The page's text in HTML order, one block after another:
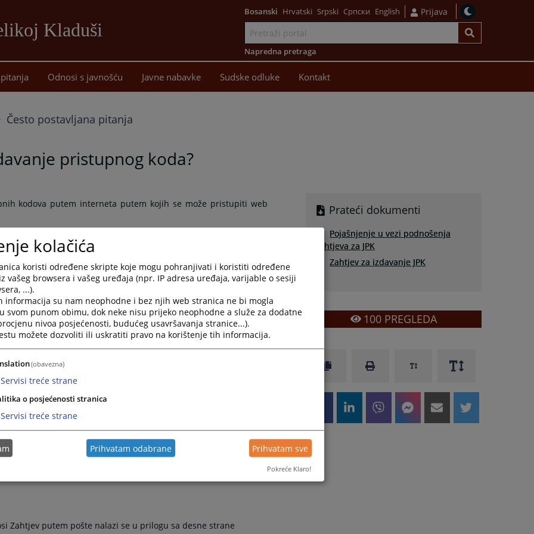
Kladuši
sadržaj
Bosanski Hrvatski Srpski Српски English Prijava
Napredna pretraga
Odnosi s javnošću Javne nabavke Sudske odluke Kontakt
Često postavljana pitanja
pristupnog koda?
kodova putem interneta putem kojih se može pristupiti web
dva načina:
Općinskog suda u Velikoj Kladuši
prisutnog u smislu da se utvrdi da li je isti stranka u
koda na ovaj način je besplatan.
dodatne troškove te iz tog razloga Zakonom je propisana
USK sa naznakom "Taksa za Izdavanje JPK Općinski sud u
formular koji je potrebno zajedno sa taksom dostaviti na
777230 Velika Kladuša sa naznakom "Zahtjev za JPK"
Zahtjev putem pošte nalazi se u prilogu sa desne strane
Prateći dokumenti
Pojašnjenje u vezi podnošenja
zahtjeva za JPK
Zahtjev za izdavanje JPK
100PREGLEDA
kolačića
koristi određene skripte koje mogu pohranjivati i koristiti određene
vašeg browsera i vašeg uređaja (npr. IP adresa uređaja, varijable o sesiji
...).
informacija su nam neophodne i bez njih web stranica ne bi mogla
svom punom obimu, dok neke nisu prijeko neophodne a služe za dodatne
nivoa posjećenosti, budućeg usavršavanja stranice...).
možete dozvoliti ili uskratiti pravo na korištenje tih informacija.
(obavezna)
Servisi treće strane
o posjećenosti stranica
Servisi treće strane
Prihvatam odabrane Prihvatam sve
Pokreće Klaro!